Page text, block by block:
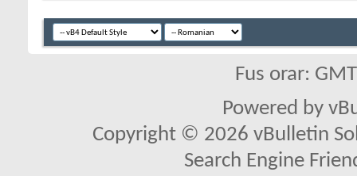
Fus orar:
Powered by
Copyright © 2026 vBulletin
Search Engine